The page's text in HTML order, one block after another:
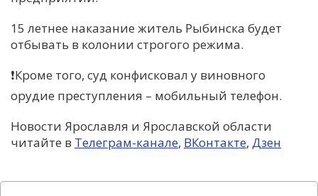
15 летнее наказание житель Рыбинска будет
отбывать в колонии строгого режима.
❗️Кроме того, суд конфисковал у виновного
орудие преступления – мобильный телефон.
Новости Ярославля и Ярославской области
читайте в Телеграм-канале, ВКонтакте, Дзен